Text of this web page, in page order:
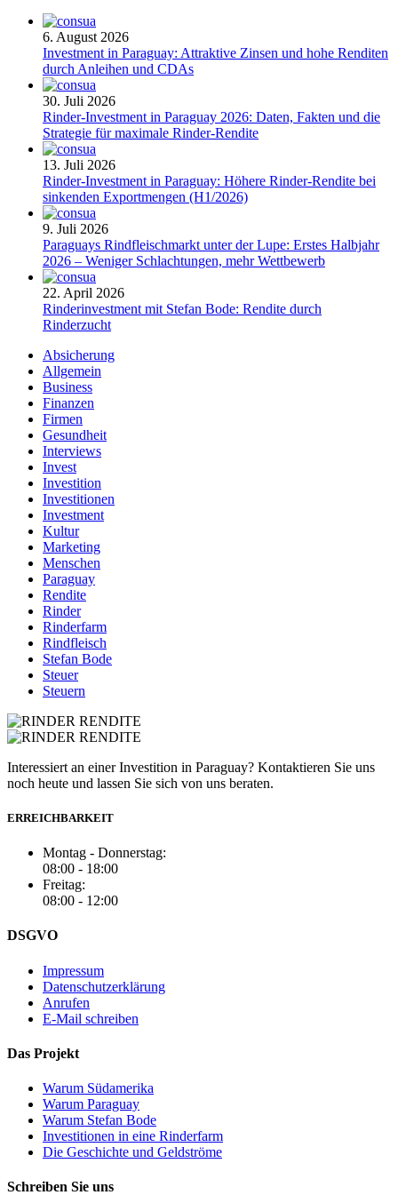
6. August 2026
Investment in Paraguay: Attraktive Zinsen und hohe Renditen
durch Anleihen und CDAs
30. Juli 2026
Rinder-Investment in Paraguay 2026: Daten, Fakten und die
Strategie für maximale Rinder-Rendite
13. Juli 2026
Rinder-Investment in Paraguay: Höhere Rinder-Rendite bei
sinkenden Exportmengen (H1/2026)
9. Juli 2026
Paraguays Rindfleischmarkt unter der Lupe: Erstes Halbjahr
2026 – Weniger Schlachtungen, mehr Wettbewerb
22. April 2026
Rinderinvestment mit Stefan Bode: Rendite durch
Rinderzucht
Absicherung
Allgemein
Business
Finanzen
Firmen
Gesundheit
Interviews
Invest
Investition
Investitionen
Investment
Kultur
Marketing
Menschen
Paraguay
Rendite
Rinder
Rinderfarm
Rindfleisch
Stefan Bode
Steuer
Steuern
Interessiert an einer Investition in Paraguay? Kontaktieren Sie uns
noch heute und lassen Sie sich von uns beraten.
ERREICHBARKEIT
Montag - Donnerstag:
08:00 - 18:00
Freitag:
08:00 - 12:00
DSGVO
Impressum
Datenschutzerklärung
Anrufen
E-Mail schreiben
Das Projekt
Warum Südamerika
Warum Paraguay
Warum Stefan Bode
Investitionen in eine Rinderfarm
Die Geschichte und Geldströme
Schreiben Sie uns